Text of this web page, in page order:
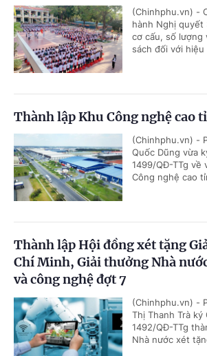
(Chinhphu.vn) -
hành Nghị quyết
cơ cấu, số lượng
sách đối với
Thành lập Khu Công nghệ cao
(Chinhphu.vn) -
Quốc Dũng vừa
1499/QĐ-TTg về
Công nghệ cao
Thành lập Hội đồng xét tặng
Chí Minh, Giải thưởng Nhà
và công nghệ đợt 7
(Chinhphu.vn) -
Thị Thanh Trà
1492/QĐ-TTg
Nhà nước xét